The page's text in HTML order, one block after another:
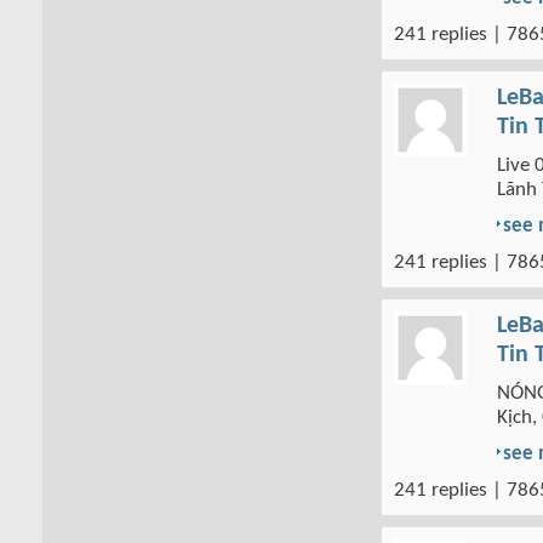
241 replies |
Tin
Live
see
241 replies |
Tin
see
241 replies |